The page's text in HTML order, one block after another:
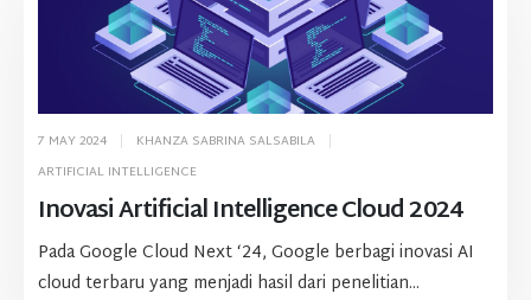
Inovasi Artificial Intelligence Cloud 2024
7 MAY 2024
KHANZA SABRINA SALSABILA
ARTIFICIAL INTELLIGENCE
Pada Google Cloud Next ‘24, Google berbagi inovasi AI
cloud terbaru yang menjadi hasil dari penelitian...